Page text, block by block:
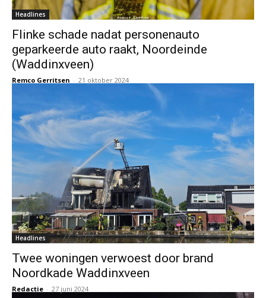
Headlines
Flinke schade nadat personenauto
geparkeerde auto raakt, Noordeinde
(Waddinxveen)
Remco Gerritsen - 21 oktober 2024
Headlines
Twee woningen verwoest door brand
Noordkade Waddinxveen
Redactie - 27 juni 2024